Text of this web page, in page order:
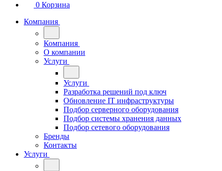
0 Корзина
Компания
Компания
О компании
Услуги
Услуги
Разработка решений под ключ
Обновление IT инфраструктуры
Подбор серверного оборудования
Подбор системы хранения данных
Подбор сетевого оборудования
Бренды
Контакты
Услуги